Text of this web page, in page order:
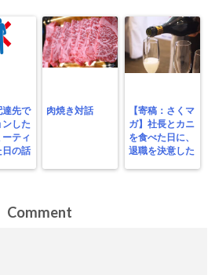
先で
した
ティ
日の話
肉焼き対話
【寄稿：さくマ
ガ】社長とカニ
を食べた日に、
退職を決意した
Comment